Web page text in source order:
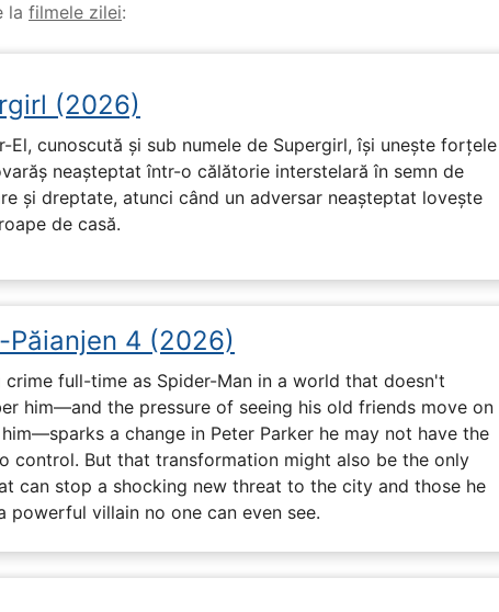
la filmele zilei:
(2026)
El, cunoscută și sub numele de Supergirl, își unește forțele
neașteptat într-o călătorie interstelară în semn de
și dreptate, atunci când un adversar neașteptat lovește
de casă.
Păianjen 4 (2026)
crime full-time as Spider-Man in a world that doesn't
him—and the pressure of seeing his old friends move on
a change in Peter Parker he may not have the
control. But that transformation might also be the only
can stop a shocking new threat to the city and those he
powerful villain no one can even see.